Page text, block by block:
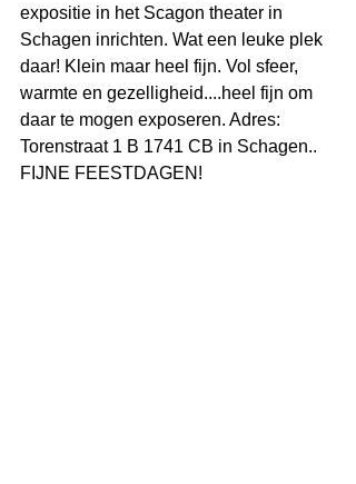
expositie in het Scagon theater in
Schagen inrichten. Wat een leuke plek
daar! Klein maar heel fijn. Vol sfeer,
warmte en gezelligheid....heel fijn om
daar te mogen exposeren. Adres:
Torenstraat 1 B 1741 CB in Schagen..
FIJNE FEESTDAGEN!